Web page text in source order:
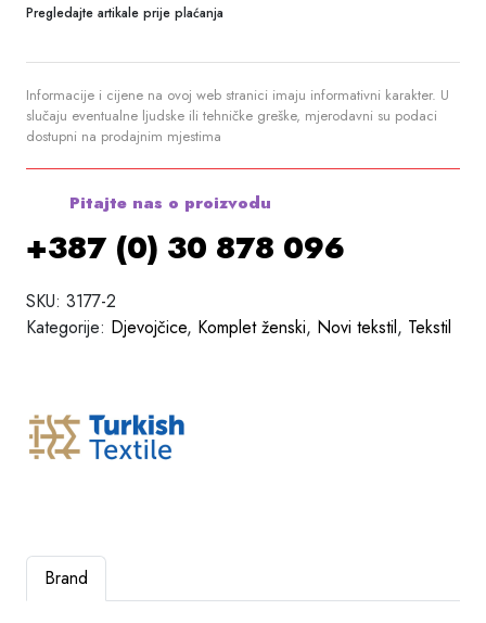
Pregledajte artikale prije plaćanja
Informacije i cijene na ovoj web stranici imaju informativni karakter. U
slučaju eventualne ljudske ili tehničke greške, mjerodavni su podaci
dostupni na prodajnim mjestima
Pitajte nas o proizvodu
+387 (0) 30 878 096
SKU: 3177-2
Kategorije: Djevojčice, Komplet ženski, Novi tekstil, Tekstil
Brand